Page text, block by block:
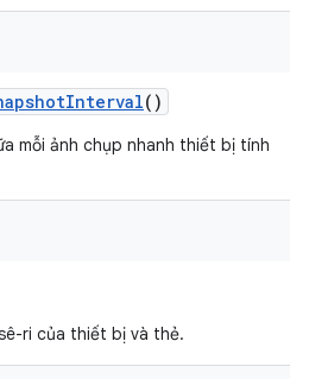
Interval()
mỗi ảnh chụp nhanh thiết bị tính
ri của thiết bị và thẻ.